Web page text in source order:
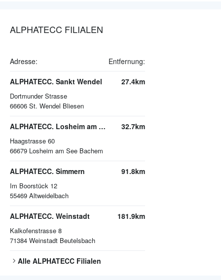
ALPHATECC FILIALEN
Adresse: Entfernung:
ALPHATECC. Sankt Wendel
Dortmunder Strasse
66606 St. Wendel Bliesen
27.4km
ALPHATECC. Losheim am See
Haagstrasse 60
66679 Losheim am See Bachem
32.7km
ALPHATECC. Simmern
Im Boorstück 12
55469 Altweidelbach
91.8km
ALPHATECC. Weinstadt
Kalkofenstrasse 8
71384 Weinstadt Beutelsbach
181.9km
Alle ALPHATECC Filialen